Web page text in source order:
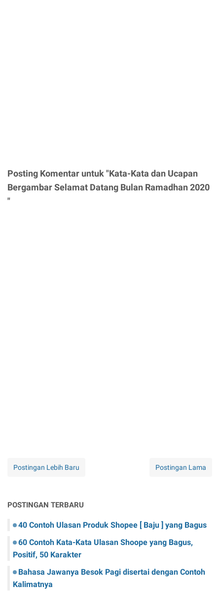
Posting Komentar untuk "Kata-Kata dan Ucapan
Bergambar Selamat Datang Bulan Ramadhan 2020
"
Postingan Lebih Baru Postingan Lama
POSTINGAN TERBARU
40 Contoh Ulasan Produk Shopee [ Baju ] yang Bagus
60 Contoh Kata-Kata Ulasan Shoope yang Bagus,
Positif, 50 Karakter
Bahasa Jawanya Besok Pagi disertai dengan Contoh
Kalimatnya